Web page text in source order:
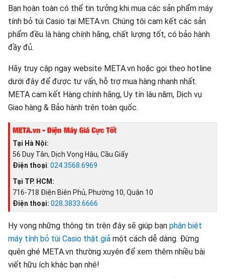
Bạn hoàn toàn có thể tin tưởng khi mua các sản phẩm máy
tính bỏ túi Casio tại META.vn. Chúng tôi cam kết các sản
phẩm đều là hàng chính hãng, chất lượng tốt, có bảo hành
đầy đủ.
Hãy truy cập ngay website META.vn hoặc gọi theo hotline
dưới đây để được tư vấn, hỗ trợ mua hàng nhanh nhất.
META cam kết Hàng chính hãng, Uy tín lâu năm, Dịch vụ
Giao hàng & Bảo hành trên toàn quốc.
Tại Hà Nội:
56 Duy Tân, Dịch Vọng Hậu, Cầu Giấy
Điện thoại: 024.3568.6969
Tại TP. HCM:
716-718 Điện Biên Phủ, Phường 10, Quận 10
Điện thoại: 028.3833.6666
Hy vọng những thông tin trên đây sẽ giúp bạn phân biệt
máy tính bỏ túi Casio thật giả một cách dễ dàng. Đừng
quên ghé META.vn thường xuyên để xem thêm nhiều bài
viết hữu ích khác bạn nhé!